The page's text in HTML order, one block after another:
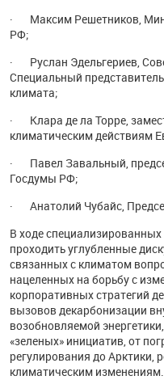
· Максим Решетников,
РФ;
· Руслан Эдельгериев,
Специальный
климата;
· Клара де ла Торре,
климатическим действиям
· Павел Завальный,
Госдумы РФ;
· Анатолий Чубайс,
В ходе
проходить углубленные
связанных с климатом
нацеленных на борьбу с
корпоративных стратегий
вызовов декарбонизации
возобновляемой
«зеленых» инициатив, от
регулирования до Арктики,
климатическим изменениям.